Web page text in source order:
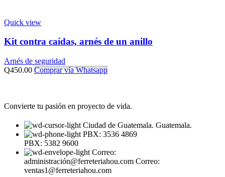
Quick view
Kit contra caídas, arnés de un anillo
Arnés de seguridad
Q450.00 Comprar vía Whatsapp
Convierte tu pasión en proyecto de vida.
Ciudad de Guatemala. Guatemala.
PBX: 3536 4869
PBX: 5382 9600
Correo:
administración@ferreteriahou.com Correo:
ventas1@ferreteriahou.com